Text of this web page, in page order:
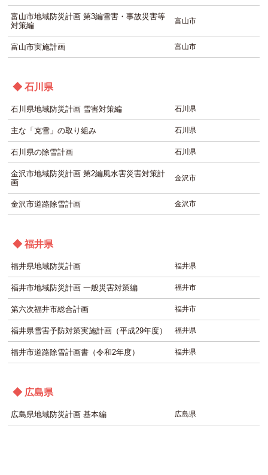
富山市地域防災計画 第3編雪害・事故災害等
対策編
富山市
富山市実施計画 富山市
◆ 石川県
石川県地域防災計画 雪害対策編 石川県
主な「克雪」の取り組み 石川県
石川県の除雪計画 石川県
金沢市地域防災計画 第2編風水害災害対策計
画
金沢市
金沢市道路除雪計画 金沢市
◆ 福井県
福井県地域防災計画 福井県
福井市地域防災計画 一般災害対策編 福井市
第六次福井市総合計画 福井市
福井県雪害予防対策実施計画（平成29年度） 福井県
福井市道路除雪計画書（令和2年度） 福井県
◆ 広島県
広島県地域防災計画 基本編 広島県